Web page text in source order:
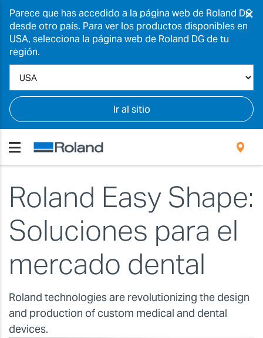
Parece que has accedido a la página web de Roland DG
desde otro país. Para ver los productos disponibles en
USA, selecciona la página web de Roland DG de tu
región.
Ir al sitio
×
Roland Easy Shape:
Soluciones para el
mercado dental
Roland technologies are revolutionizing the design
and production of custom medical and dental
devices.